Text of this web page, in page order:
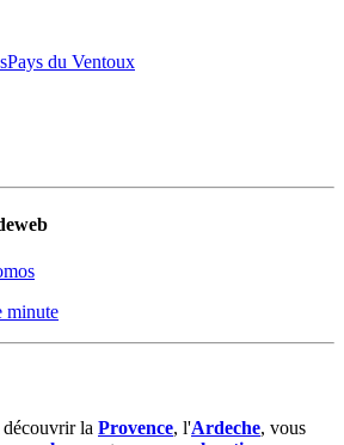
minute
la Provence, l'Ardeche, vous